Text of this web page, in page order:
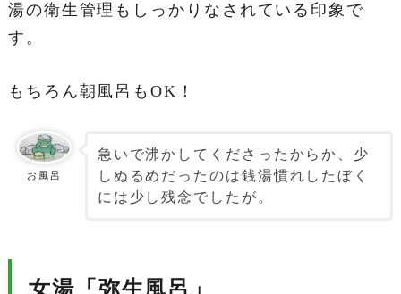
湯の衛生管理もしっかりなされている印象で
す。
もちろん朝風呂もOK！
お風呂
急いで沸かしてくださったからか、少
しぬるめだったのは銭湯慣れしたぼく
には少し残念でしたが。
女湯「弥生風呂」